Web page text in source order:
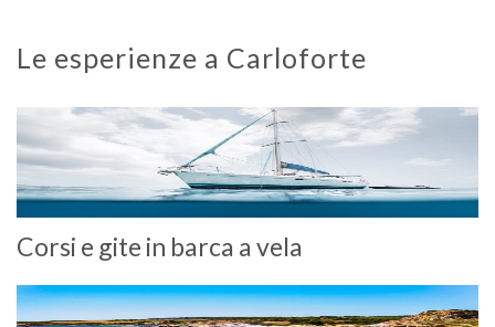
Le esperienze a Carloforte
Corsi e gite in barca a vela